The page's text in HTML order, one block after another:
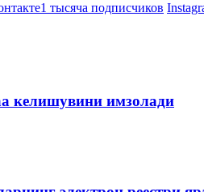
1 тысяча подписчиков
келишувини имзолади